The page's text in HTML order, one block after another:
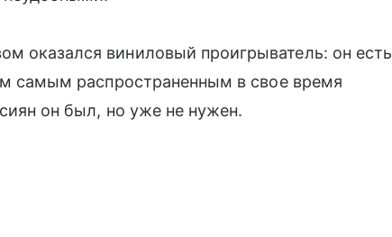
оказался виниловый проигрыватель: он есть
самым распространенным в свое время
он был, но уже не нужен.